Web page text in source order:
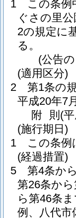
1
この条例
ぐさの里
2の規定に
る。
(公告
(適用区分)
2
第1条の
平成20年7
附 則 (
(施行期日)
1
この条例
(経過措置)
5
第4条か
第26条か
ら第46条
例、八代市